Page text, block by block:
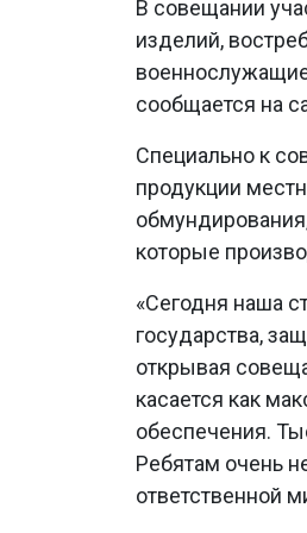
В совещании
изделий,
сообщается на
Специально к
продукции
которые
«Сегодня наша
государства,
открывая
касается как
обеспечения.
Ребятам очень
ответственной